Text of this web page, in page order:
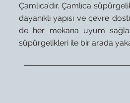
Çamlıca’dır. Çamlıca
dayanıklı yapısı ve çevre
de her mekana uyum
süpürgelikleri ile bir arada